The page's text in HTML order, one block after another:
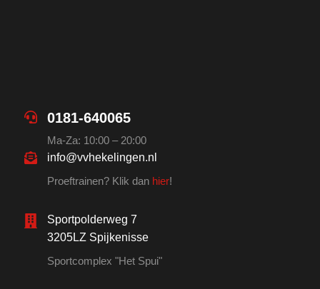
0181-640065
Ma-Za: 10:00 – 20:00
info@vvhekelingen.nl
Proeftrainen? Klik dan hier!
Sportpolderweg 7
3205LZ Spijkenisse
Sportcomplex "Het Spui"